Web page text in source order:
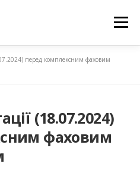
Меню
DOCUMENTS
перед комплексним фаховим
(18.07.2024)
фаховим